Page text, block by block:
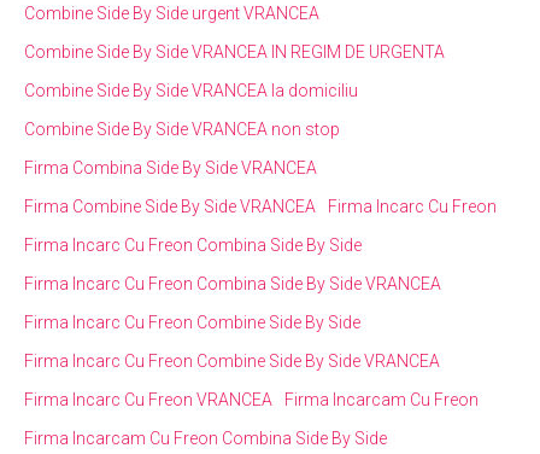
Combine Side By Side urgent VRANCEA
Combine Side By Side VRANCEA IN REGIM DE URGENTA
Combine Side By Side VRANCEA la domiciliu
Combine Side By Side VRANCEA non stop
Firma Combina Side By Side VRANCEA
Firma Combine Side By Side VRANCEA
Firma Incarc Cu Freon
Firma Incarc Cu Freon Combina Side By Side
Firma Incarc Cu Freon Combina Side By Side VRANCEA
Firma Incarc Cu Freon Combine Side By Side
Firma Incarc Cu Freon Combine Side By Side VRANCEA
Firma Incarc Cu Freon VRANCEA
Firma Incarcam Cu Freon
Firma Incarcam Cu Freon Combina Side By Side